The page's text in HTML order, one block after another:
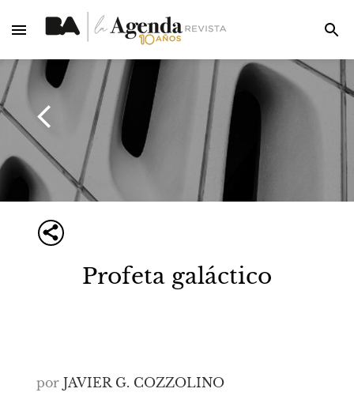
Profeta galáctico
por JAVIER G. COZZOLINO